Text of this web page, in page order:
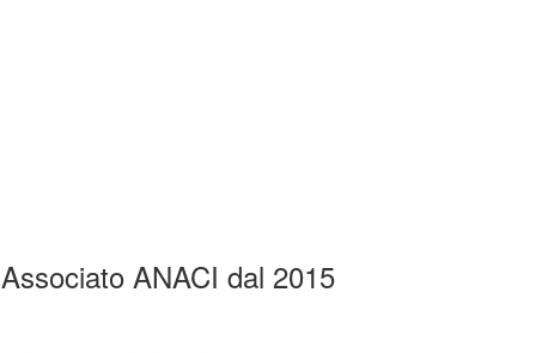
Associato ANACI dal 2015